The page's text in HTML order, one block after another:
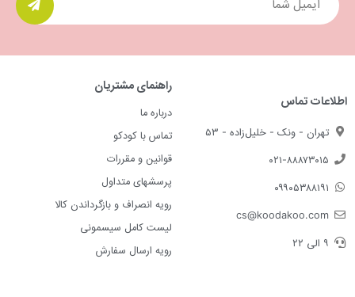
اطلاعات تماس
تهران - ونک - خلیل‌زاده - ۵۳
۰۲۱-۸۸۸۷۳۰۱۵
۰۹۹۰۵۳۸۸۱۹۱
cs@koodakoo.com
۹ الی ۲۲
راهنمای مشتریان
درباره ما
تماس با کودکو
قوانین و مقررات
پرسشهای متداول
رویه انصراف و بازگرداندن کالا
لیست کامل سیسمونی
رویه ارسال سفارش